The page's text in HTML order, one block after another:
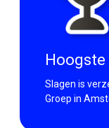
Slagen is
Groep in